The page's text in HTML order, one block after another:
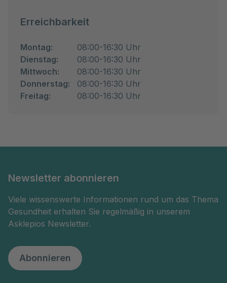
Erreichbarkeit
Montag:
08:00-16:30 Uhr
Dienstag:
08:00-16:30 Uhr
Mittwoch:
08:00-16:30 Uhr
Donnerstag:
08:00-16:30 Uhr
Freitag:
08:00-16:30 Uhr
Newsletter abonnieren
Viele wissenswerte Informationen rund um das Thema
Gesundheit erhalten Sie regelmäßig in unserem
Asklepios Newsletter.
Abonnieren